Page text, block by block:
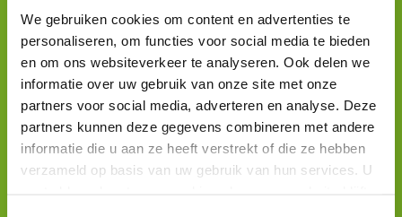
We gebruiken cookies om content en advertenties te
personaliseren, om functies voor social media te bieden
en om ons websiteverkeer te analyseren. Ook delen we
informatie over uw gebruik van onze site met onze
partners voor social media, adverteren en analyse. Deze
partners kunnen deze gegevens combineren met andere
informatie die u aan ze heeft verstrekt of die ze hebben
verzameld op basis van uw gebruik van hun services. U
Magazine 11
Magazine 10